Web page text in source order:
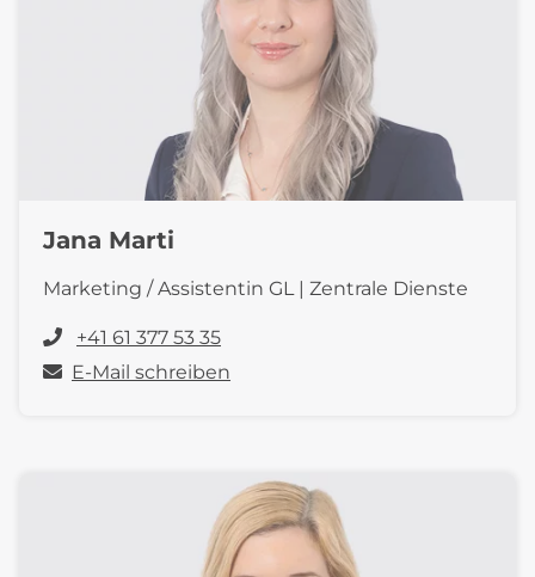
Jana Marti
Marketing / Assistentin GL | Zentrale Dienste
+41 61 377 53 35
E-Mail schreiben